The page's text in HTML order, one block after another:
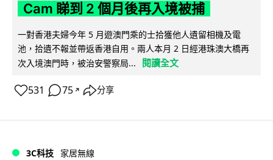
Cam 睇到 2 個月後再入境被捕
一對香港夫婦今年 5 月遊澳門乘的士拾獲他人遺留相機及電
池，拾遺不報並帶返香港自用。兩人本月 2 日經港珠澳大橋再
次入境澳門時，被治安警察局...
閱讀全文
531 75 ↗ 分享
3C科技 家居無線